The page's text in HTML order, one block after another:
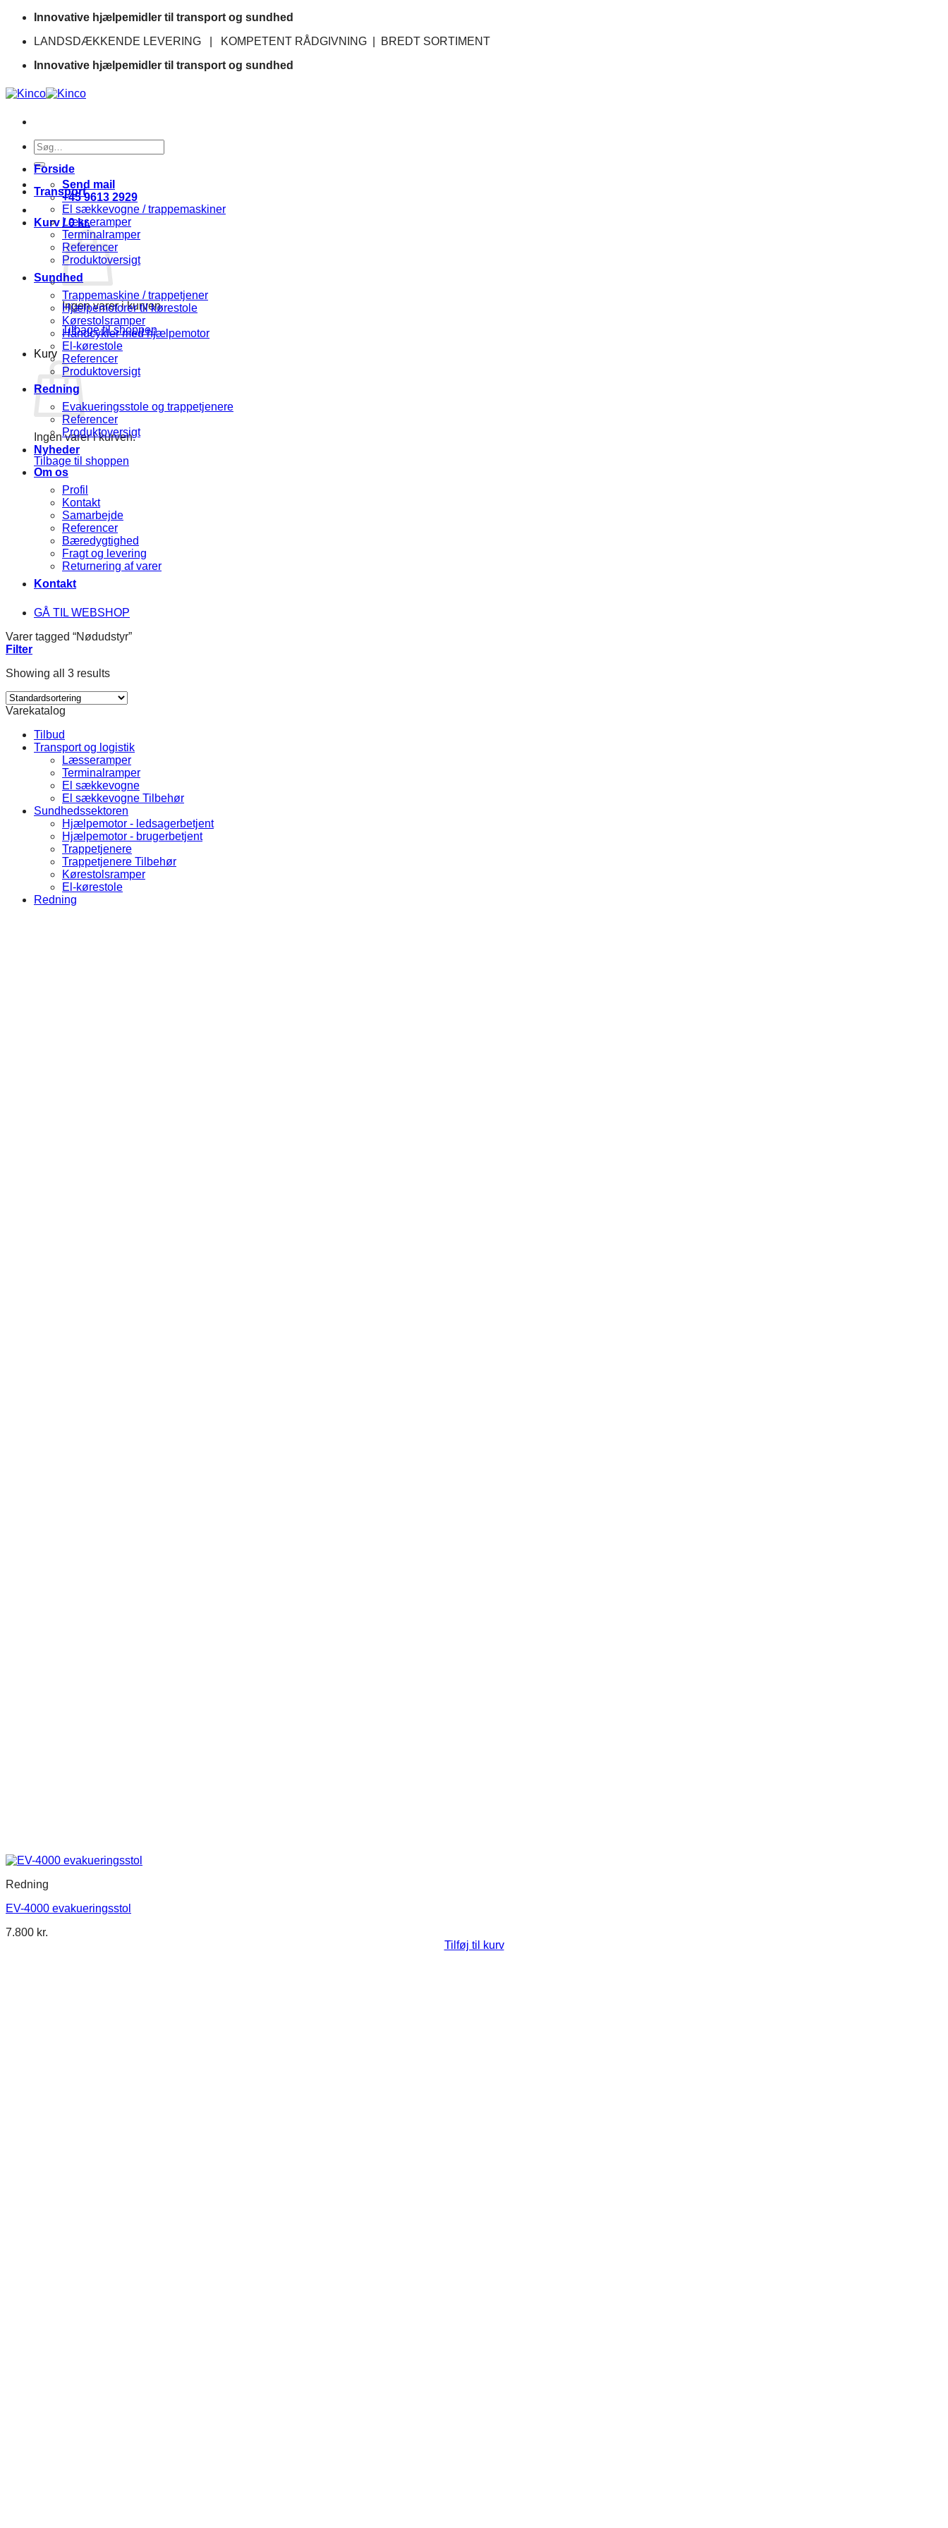
Fortsæt
indhold
Innovative hjælpemidler til transport og sundhed
LANDSDÆKKENDE LEVERING | KOMPETENT RÅDGIVNING | BREDT SORTIMENT
Innovative hjælpemidler til transport og sundhed
Søg
efter:
Send mail
+45 9613 2929
Kurv /0kr.
Ingen varer i kurven.
Tilbage til shoppen
Kurv
Ingen varer i kurven.
Tilbage til shoppen
Forside
Transport
El sækkevogne / trappemaskiner
Læsseramper
Terminalramper
Referencer
Produktoversigt
Sundhed
Trappemaskine / trappetjener
Hjælpemotorer til kørestole
Kørestolsramper
Håndcykler med hjælpemotor
El-kørestole
Referencer
Produktoversigt
Redning
Evakueringsstole og trappetjenere
Referencer
Produktoversigt
Nyheder
Om os
Profil
Kontakt
Samarbejde
Referencer
Bæredygtighed
Fragt og levering
Returnering af varer
Kontakt
GÅ TIL WEBSHOP
Varer tagged “Nødudstyr”
Filter
Showing all 3 results
Varekatalog
Tilbud
Transport og logistik
Læsseramper
Terminalramper
El sækkevogne
El sækkevogne Tilbehør
Sundhedssektoren
Hjælpemotor - ledsagerbetjent
Hjælpemotor - brugerbetjent
Trappetjenere
Trappetjenere Tilbehør
Kørestolsramper
El-kørestole
Redning
Redning
EV-4000 evakueringsstol
7.800 kr.
Tilføj til kurv